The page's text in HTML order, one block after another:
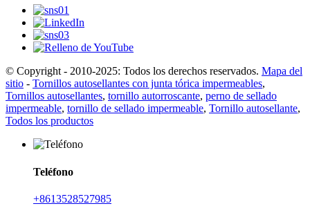
© Copyright - 2010-2025: Todos los derechos reservados. Mapa del
sitio - Tornillos autosellantes con junta tórica impermeables,
Tornillos autosellantes, tornillo autorroscante, perno de sellado
impermeable, tornillo de sellado impermeable, Tornillo autosellante,
Todos los productos
Teléfono
+8613528527985